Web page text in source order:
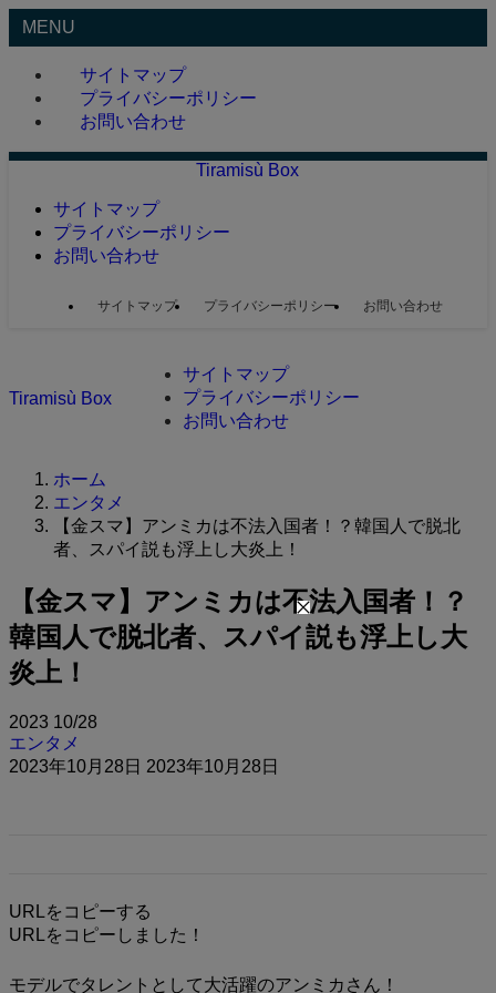
MENU
サイトマップ
プライバシーポリシー
お問い合わせ
Tiramisù Box
サイトマップ
プライバシーポリシー
お問い合わせ
サイトマップ プライバシーポリシー お問い合わせ
Tiramisù Box
サイトマップ
プライバシーポリシー
お問い合わせ
ホーム
エンタメ
【金スマ】アンミカは不法入国者！？韓国人で脱北
者、スパイ説も浮上し大炎上！
【金スマ】アンミカは不法入国者！？
韓国人で脱北者、スパイ説も浮上し大
炎上！
2023 10/28
エンタメ
2023年10月28日 2023年10月28日
URLをコピーする
URLをコピーしました！
モデルでタレントとして大活躍のアンミカさん！